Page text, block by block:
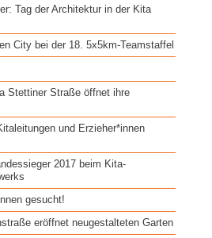
Tag der Architektur in der Kita
City bei der 18. 5x5km-Teamstaffel
Stettiner Straße öffnet ihre
und Erzieher*innen
2017 beim Kita-
gesucht!
eröffnet neugestalteten Garten